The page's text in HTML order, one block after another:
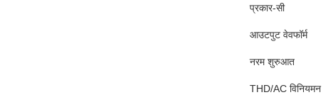
प्रकार-सी
आउटपुट वेवफॉर्म
नरम शुरुआत
THD/AC विनियमन